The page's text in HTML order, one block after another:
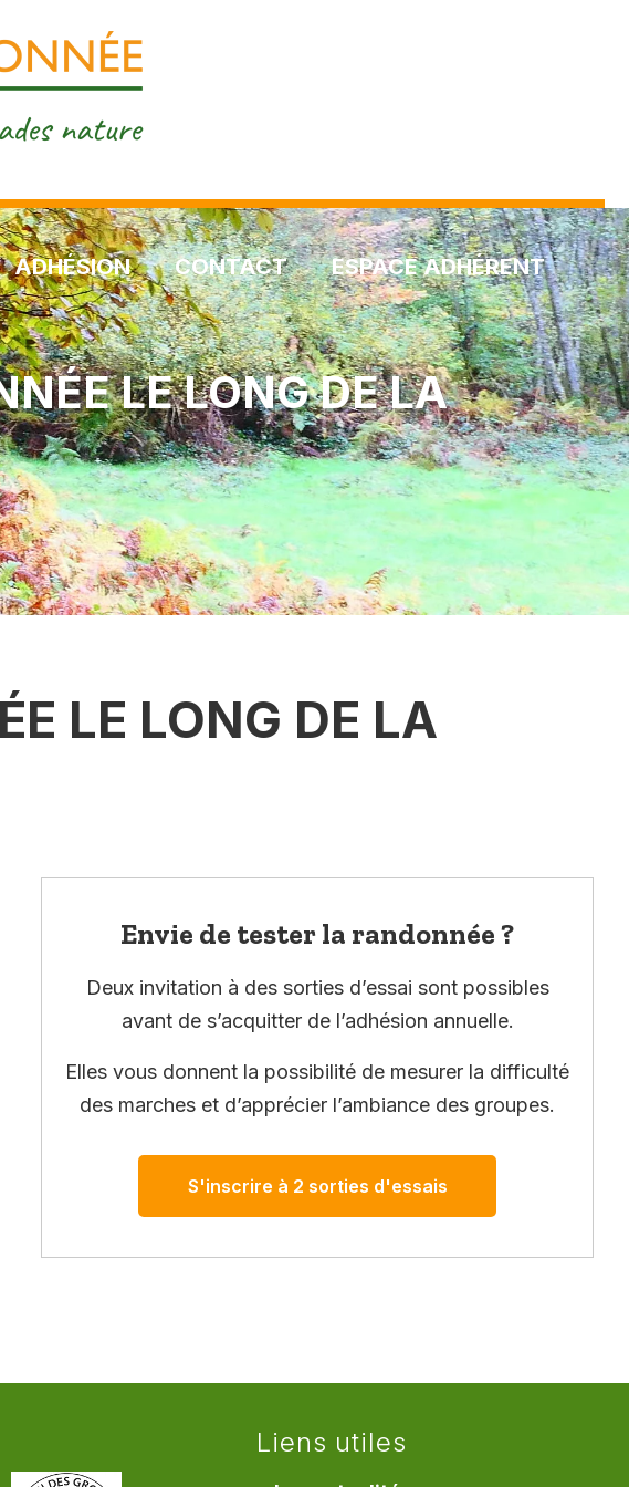
ADHÉSION CONTACT ESPACE ADHÉRENT
LE LONG DE LA
LE LONG DE LA
Envie de tester la randonnée ?
Deux invitation à des sorties d’essai sont possibles
avant de s’acquitter de l’adhésion annuelle.
Elles vous donnent la possibilité de mesurer la difficulté
des marches et d’apprécier l’ambiance des groupes.
S'inscrire à 2 sorties d'essais
Liens utiles